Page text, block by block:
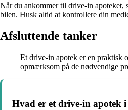
Når du ankommer til drive-in apoteket,
bilen. Husk altid at kontrollere din
Afsluttende tanker
Et drive-in apotek er en praktisk
opmærksom på de nødvendige
Hvad er et drive-in apotek